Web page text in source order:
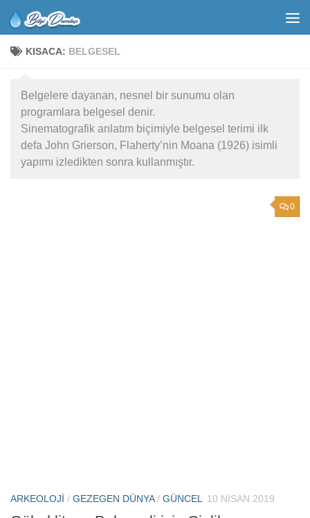
KISACA: BELGESEL
Belgelere dayanan, nesnel bir sunumu olan
programlara belgesel denir.
Sinematografik anlatım biçimiyle belgesel terimi ilk
defa John Grierson, Flaherty’nin Moana (1926) isimli
yapımı izledikten sonra kullanmıştır.
0
ARKEOLOJI / GEZEGEN DÜNYA/ GÜNCEL 10 NISAN 2019